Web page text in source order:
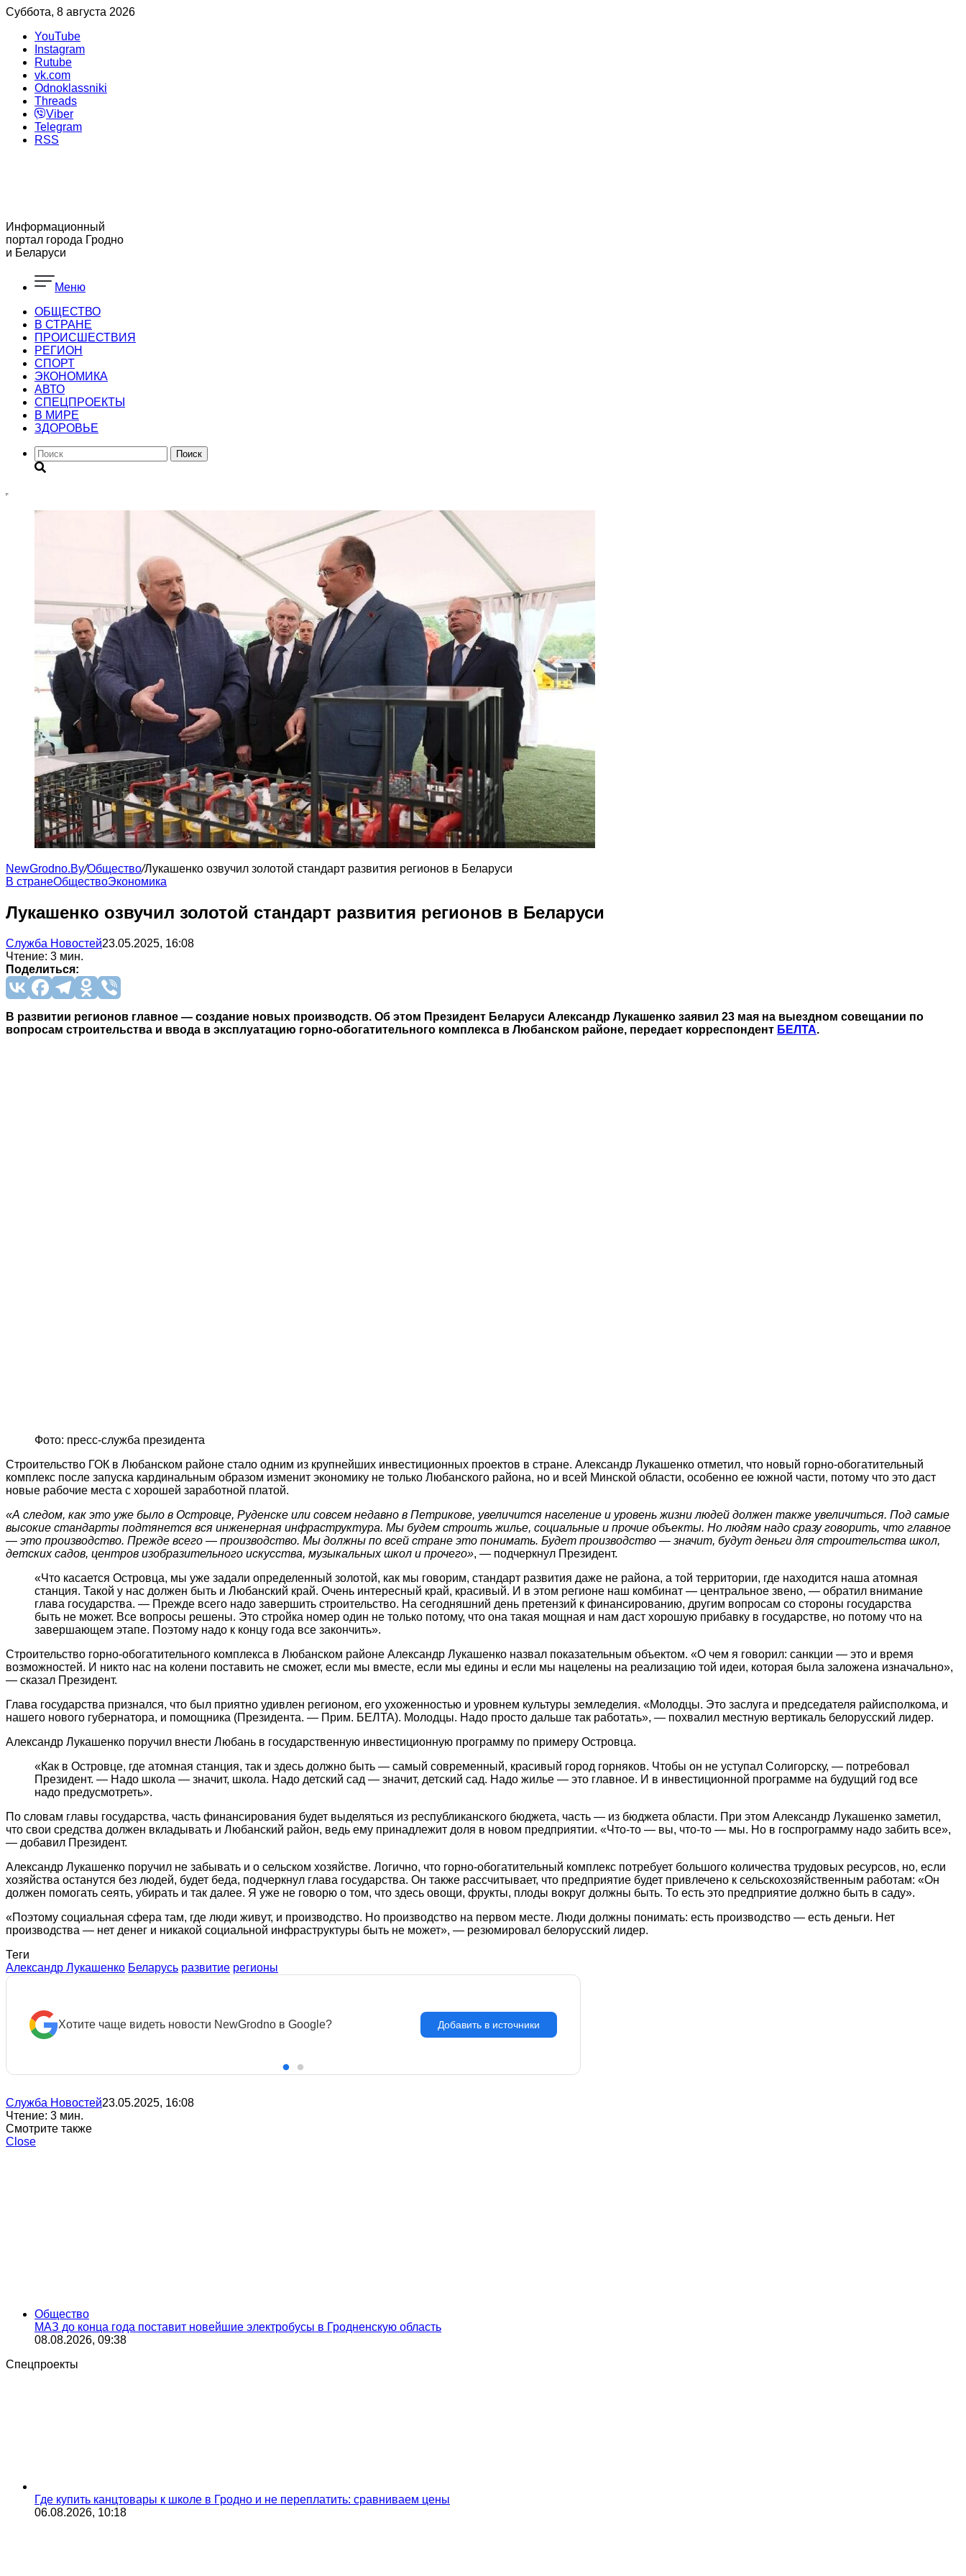
Суббота, 8 августа 2026
YouTube
Instagram
Rutube
vk.com
Odnoklassniki
Threads
Viber
Telegram
RSS
Информационный
портал города Гродно
и Беларуси
Меню
ОБЩЕСТВО
В СТРАНЕ
ПРОИСШЕСТВИЯ
РЕГИОН
CПОРТ
ЭКОНОМИКА
АВТО
СПЕЦПРОЕКТЫ
В МИРЕ
ЗДОРОВЬЕ
Поиск
NewGrodno.By/Общество/Лукашенко озвучил золотой стандарт развития регионов в Беларуси
В странеОбществоЭкономика
Лукашенко озвучил золотой стандарт развития регионов в Беларуси
Служба Новостей23.05.2025, 16:08
Чтение: 3 мин.
Поделиться:
В развитии регионов главное — создание новых производств. Об этом Президент Беларуси Александр Лукашенко заявил 23 мая на выездном совещании по
вопросам строительства и ввода в эксплуатацию горно-обогатительного комплекса в Любанском районе, передает корреспондент БЕЛТА.
Фото: пресс-служба президента
Строительство ГОК в Любанском районе стало одним из крупнейших инвестиционных проектов в стране. Александр Лукашенко отметил, что новый горно-обогатительный
комплекс после запуска кардинальным образом изменит экономику не только Любанского района, но и всей Минской области, особенно ее южной части, потому что это даст
новые рабочие места с хорошей заработной платой.
«А следом, как это уже было в Островце, Руденске или совсем недавно в Петрикове, увеличится население и уровень жизни людей должен также увеличиться. Под самые
высокие стандарты подтянется вся инженерная инфраструктура. Мы будем строить жилье, социальные и прочие объекты. Но людям надо сразу говорить, что главное
— это производство. Прежде всего — производство. Мы должны по всей стране это понимать. Будет производство — значит, будут деньги для строительства школ,
детских садов, центров изобразительного искусства, музыкальных школ и прочего», — подчеркнул Президент.
«Что касается Островца, мы уже задали определенный золотой, как мы говорим, стандарт развития даже не района, а той территории, где находится наша атомная
станция. Такой у нас должен быть и Любанский край. Очень интересный край, красивый. И в этом регионе наш комбинат — центральное звено, — обратил внимание
глава государства. — Прежде всего надо завершить строительство. На сегодняшний день претензий к финансированию, другим вопросам со стороны государства
быть не может. Все вопросы решены. Это стройка номер один не только потому, что она такая мощная и нам даст хорошую прибавку в государстве, но потому что на
завершающем этапе. Поэтому надо к концу года все закончить».
Строительство горно-обогатительного комплекса в Любанском районе Александр Лукашенко назвал показательным объектом. «О чем я говорил: санкции — это и время
возможностей. И никто нас на колени поставить не сможет, если мы вместе, если мы едины и если мы нацелены на реализацию той идеи, которая была заложена изначально»,
— сказал Президент.
Глава государства признался, что был приятно удивлен регионом, его ухоженностью и уровнем культуры земледелия. «Молодцы. Это заслуга и председателя райисполкома, и
нашего нового губернатора, и помощника (Президента. — Прим. БЕЛТА). Молодцы. Надо просто дальше так работать», — похвалил местную вертикаль белорусский лидер.
Александр Лукашенко поручил внести Любань в государственную инвестиционную программу по примеру Островца.
«Как в Островце, где атомная станция, так и здесь должно быть — самый современный, красивый город горняков. Чтобы он не уступал Солигорску, — потребовал
Президент. — Надо школа — значит, школа. Надо детский сад — значит, детский сад. Надо жилье — это главное. И в инвестиционной программе на будущий год все
надо предусмотреть».
По словам главы государства, часть финансирования будет выделяться из республиканского бюджета, часть — из бюджета области. При этом Александр Лукашенко заметил,
что свои средства должен вкладывать и Любанский район, ведь ему принадлежит доля в новом предприятии. «Что-то — вы, что-то — мы. Но в госпрограмму надо забить все»,
— добавил Президент.
Александр Лукашенко поручил не забывать и о сельском хозяйстве. Логично, что горно-обогатительный комплекс потребует большого количества трудовых ресурсов, но, если
хозяйства останутся без людей, будет беда, подчеркнул глава государства. Он также рассчитывает, что предприятие будет привлечено к сельскохозяйственным работам: «Он
должен помогать сеять, убирать и так далее. Я уже не говорю о том, что здесь овощи, фрукты, плоды вокруг должны быть. То есть это предприятие должно быть в саду».
«Поэтому социальная сфера там, где люди живут, и производство. Но производство на первом месте. Люди должны понимать: есть производство — есть деньги. Нет
производства — нет денег и никакой социальной инфраструктуры быть не может», — резюмировал белорусский лидер.
Теги
Александр Лукашенко Беларусь развитие регионы
Хотите чаще видеть новости NewGrodno в Google? Добавить в источники
Служба Новостей23.05.2025, 16:08
Чтение: 3 мин.
Смотрите также
Close
Общество
МАЗ до конца года поставит новейшие электробусы в Гродненскую область
08.08.2026, 09:38
Спецпроекты
Где купить канцтовары к школе в Гродно и не переплатить: сравниваем цены
06.08.2026, 10:18